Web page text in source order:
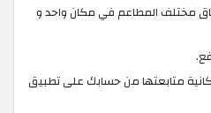
مختلف المطاعم في مكان واحد و
متابعتها من حسابك على تطبيق